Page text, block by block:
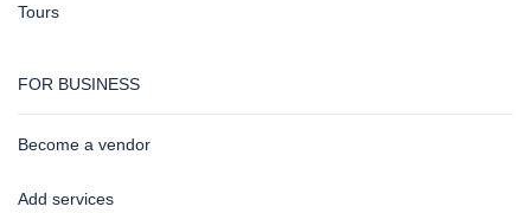
Tours
FOR BUSINESS
Become a vendor
Add services